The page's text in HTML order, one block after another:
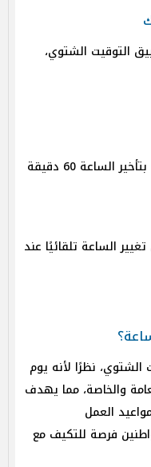
التوقيت الشتوي،
2. اختيار “ضبط الساعة” وتغيير الوقت بتأخير الساعة 60 دقيقة
الساعة تلقائيًا عند
الشتوي، نظرًا لأنه يوم
والخاصة، مما يهدف
العمل
فرصة للتكيف مع